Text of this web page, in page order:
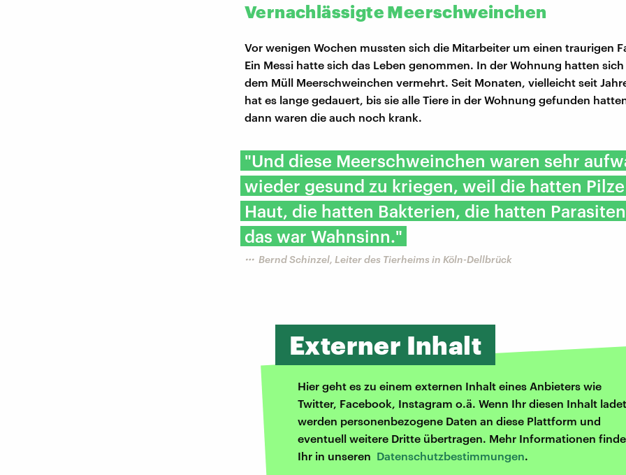
Vernachlässigte Meerschweinchen
Vor wenigen Wochen mussten sich die Mitarbeiter um einen traurigen
Ein Messi hatte sich das Leben genommen. In der Wohnung hatten
dem Müll Meerschweinchen vermehrt. Seit Monaten, vielleicht seit
hat es lange gedauert, bis sie alle Tiere in der Wohnung gefunden
dann waren die auch noch krank.
"Und diese Meerschweinchen waren sehr
wieder gesund zu kriegen, weil die hatten
Haut, die hatten Bakterien, die hatten
das war Wahnsinn."
Bernd Schinzel, Leiter des Tierheims in Köln-Dellbrück
Externer Inhalt
Hier geht es zu einem externen Inhalt eines Anbieters wie
Twitter, Facebook, Instagram o.ä. Wenn Ihr diesen Inhalt
werden personenbezogene Daten an diese Plattform und
eventuell weitere Dritte übertragen. Mehr Informationen
Ihr in unseren Datenschutzbestimmungen.